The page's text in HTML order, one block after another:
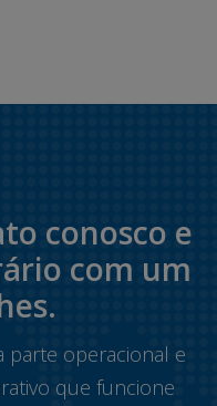
conosco e
com um
parte operacional e
que funcione